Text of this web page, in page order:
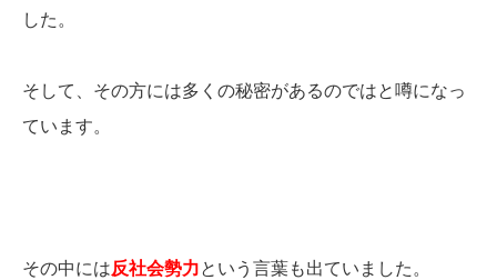
した。
そして、その方には多くの秘密があるのではと噂になっ
ています。
その中には反社会勢力という言葉も出ていました。